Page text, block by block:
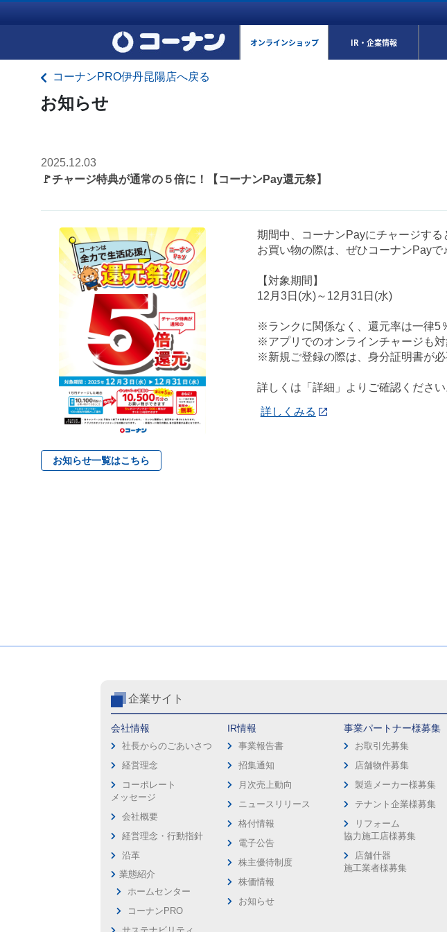
オンラインショップ IR・企業情報
コーナンPRO伊丹昆陽店へ戻る
お知らせ
2025.12.03
🚩チャージ特典が通常の５倍に！【コーナンPay還元祭】
期間中、コーナンPayにチャージす
お買い物の際は、ぜひコーナンPayで♪
【対象期間】
12月3日(水)～12月31日(水)
※ランクに関係なく、還元率は一律5
※アプリでのオンラインチャージも対
※新規ご登録の際は、身分証明書が必
詳しくは「詳細」よりご確認ください
詳しくみる
お知らせ一覧はこちら
企業サイト
会社情報
社長からのごあいさつ
経営理念
コーポレート
メッセージ
会社概要
経営理念・行動指針
沿革
業態紹介
ホームセンター
コーナンPRO
IR情報
事業報告書
招集通知
月次売上動向
ニュースリリース
格付情報
電子公告
株主優待制度
株価情報
お知らせ
事業パートナー様募集
お取引先募集
店舗物件募集
製造メーカー様募集
テナント企業様募集
リフォーム
協力施工店様募集
店舗什器
施工業者様募集